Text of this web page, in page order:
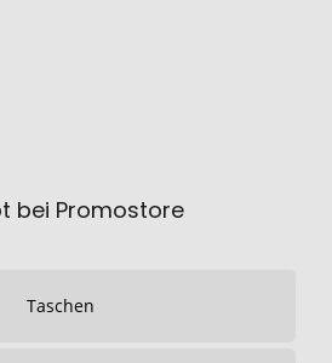
bei Promostore
Taschen